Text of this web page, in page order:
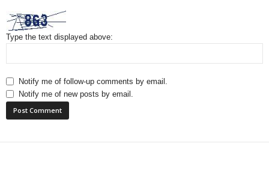
Type the text displayed above:
Notify me of follow-up comments by email.
Notify me of new posts by email.